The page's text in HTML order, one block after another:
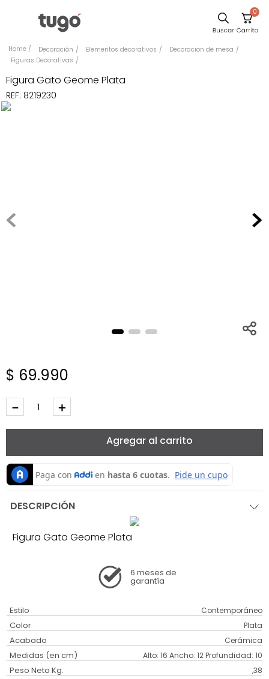
0
Decoración Elementos decorativos
Decoracion de mesa
Figuras Decorativas
Figura Gato Geome Plata
REF: 8219230
$ 69.990
＋
－
Agregar al carrito
DESCRIPCIÓN
Figura Gato Geome Plata
6 meses de
garantía
Estilo Contemporáneo
Color Plata
Acabado Cerámica
Medidas (en cm) Alto: 16 Ancho: 12 Profundidad: 10
Peso Neto Kg. ,38
Comedor
Escritorio